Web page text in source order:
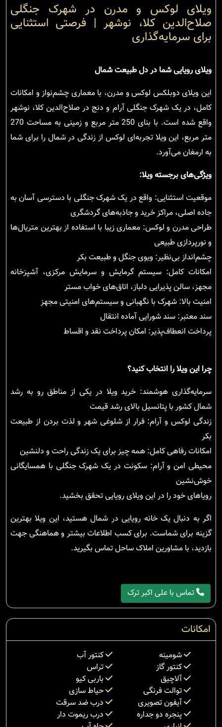
ویلای لوکس و مدرن در شهرک جنگلی
صلاح‌الدین کلا، نوشهر | فرصتی استثنایی
برای سرمایه‌گذاری
ویلای رویایی شما در دل طبیعت شمال
این ویلای دوبلکس لوکس و مدرن، با معماری چشم‌نواز و امکانات
کامل، در یک شهرک جنگلی آرام و دنج در صلاح‌الدین کلا، نوشهر
واقع شده است. با بنای 250 متر مربع و زمینی به مساحت 270
متر مربع، این ویلا تجربه‌ای لوکس از زندگی در شمال را برای شما
به ارمغان می‌آورد.
ویژگی‌های برجسته ویلا:
موقعیت استثنایی: واقع در یک شهرک جنگلی با دسترسی آسان به
جاده اصلی، مراکز خرید و جاذبه‌های گردشگری
طراحی مدرن و لوکس: معماری زیبا با استفاده از بهترین متریال‌ها
و نورپردازی طبیعی
چشم‌انداز بی‌نظیر: ویوی جنگل و طبیعت بکر
امکانات کامل: سیستم گرمایش و سرمایش مرکزی، آشپزخانه
مجهز، سالن پذیرایی دلباز، اتاق‌های خواب مستر
امنیت بالا: شهرک با نگهبانی و سیستم‌های امنیتی مجهز
سند معتبر: سند شورایی آماده انتقال
پرداخت انعطاف‌پذیر: امکان پرداخت نقد و اقساط
چرا این ویلا را انتخاب کنید؟
سرمایه‌گذاری هوشمند: خرید ویلا در یکی از مناطق رو به رشد
شمال کشور با پتانسیل بالای رشد قیمت
زندگی لوکس و آرام: فرار از شلوغی شهر و لذت بردن از طبیعت
بکر
امکانات رفاهی کامل: همه چیز برای یک زندگی راحت و دلنشین
محیطی امن و آرام: سکونت در یک شهرک جنگلی با همسایگانی
خوش‌نشین
رویاهای خود را در این ویلای رویایی تحقق بخشید.
اگر به دنبال یک خانه رویایی در شمال هستید، این ویلا بهترین
گزینه برای شماست. برای کسب اطلاعات بیشتر و هماهنگی جهت
بازدید، با مشاورین املاک ساحل تماس بگیرید.
تماس با علی اکبر ترک
امکانات
شومینه
کنتور آب
کنتور گاز
تراس
آلاچیق
باربی کیو
توالت فرنگی
حیاط سازی
آیفون تصویری
درب ضد سرقت
پنجره دو جداره
درب ریموت دار